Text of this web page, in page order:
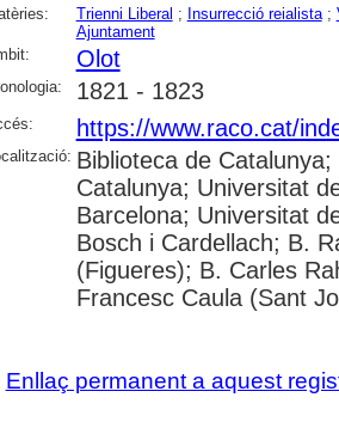
Trienni Liberal ; Insurrecció reialista;
Ajuntament
Olot
1821 - 1823
https://www.raco.cat/
Biblioteca de
Catalunya; Universitat
Barcelona; Universitat
Bosch i Cardellach; B.
(Figueres); B. Carles
Francesc Caula (Sant
Enllaç permanent a aquest